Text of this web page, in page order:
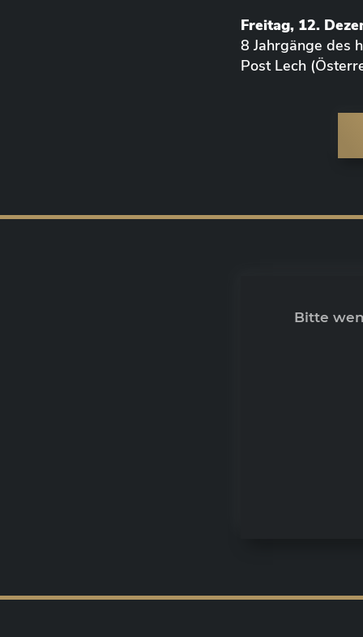
Freitag, 12.
8 Jahrgänge des
Post Lech
Bitte